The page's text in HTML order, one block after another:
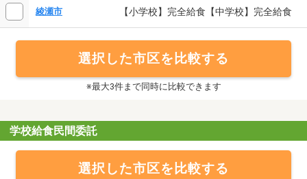
綾瀬市 【小学校】完全給食【中学校】完全給食
選択した市区を比較する
※最大3件まで同時に比較できます
学校給食民間委託
選択した市区を比較する